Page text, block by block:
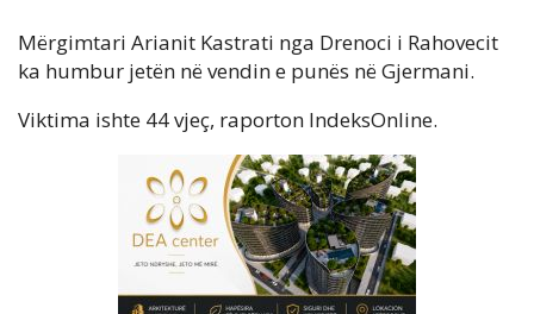
Mërgimtari Arianit Kastrati nga Drenoci i Rahovecit
ka humbur jetën në vendin e punës në Gjermani.
Viktima ishte 44 vjeç, raporton IndeksOnline.